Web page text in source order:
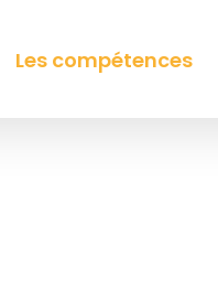
Les compétences